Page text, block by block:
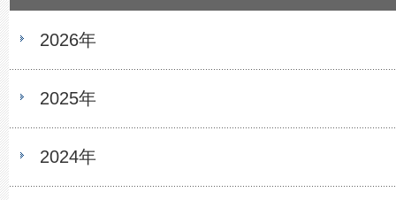
2026年
2025年
2024年